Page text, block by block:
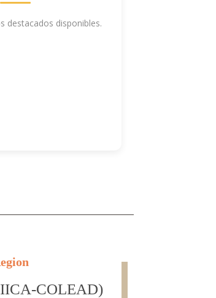
destacados disponibles.
COLEAD)